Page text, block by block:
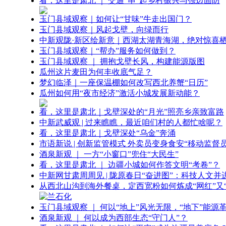
玉门县域观察｜如何让“甘味”牛走出国门？
玉门县域观察｜风起戈壁，向绿而行
中新观陇·新区绘新意｜西湖太湖青海湖，绝对惊喜
玉门县域观察｜“帮办”服务如何做到？
玉门县域观察 ｜ 拥抱戈壁长风，构建能源版图
瓜州这片麦田为何丰收底气足？
梦幻临泽｜一座保温棚如何改写西北养蟹“日历”
瓜州如何用“夜市经济”激活小城发展新动能？
看，这里是肃北｜戈壁深处的“月光”照亮乡亲致富路
中新武威观 | 过来瞧瞧，最近咱们村的人都忙啥呢？
看，这里是肃北｜戈壁深处“乌金”奔涌
市语新说 | 创新监管模式 外卖员变身食安“移动监督
酒泉新观 ｜ 一方“小窗口”兜住“大民生”
看，这里是肃北 ｜ 边疆小城如何作答文明“考卷”？
中新网甘肃周周见 | 陇原春日“奋进图”：科技人文并
从西北山沟到海外餐桌，定西宽粉如何炼成“网红”又
玉门县域观察 ｜ 何以“地上”风光无限，“地下”能源
酒泉新观 ｜ 何以成为西部生态“守门人”？